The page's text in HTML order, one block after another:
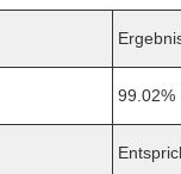
99.02%